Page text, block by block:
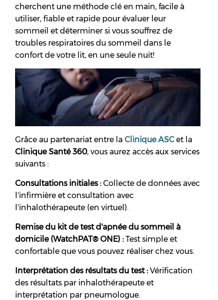
cherchent une méthode clé en main, facile à
utiliser, fiable et rapide pour évaluer leur
sommeil et déterminer si vous souffrez de
troubles respiratoires du sommeil dans le
confort de votre lit, en une seule nuit!
Grâce au partenariat entre laClinique ASCet la
Clinique Santé 360, vous aurez accès aux services
suivants :
Consultations initiales :Collecte de données avec
l'infirmière et consultation avec
l'inhalothérapeute (en virtuel).
Remise du kit de test d'apnée du sommeil à
domicile (WatchPAT®️ ONE) :Test simple et
confortable que vous pouvez réaliser chez vous.
Interprétation des résultats du test :Vérification
des résultats par inhalothérapeute et
interprétation par pneumologue.